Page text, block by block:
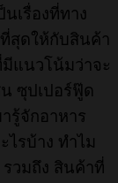
นเรื่องที่ทาง
สุดให้กับสินค้า
แนวโน้มว่าจะ
ซุปเปอร์ฟู๊ด
รู้จักอาหาร
รบ้าง ทำไม
วมถึง สินค้าที่